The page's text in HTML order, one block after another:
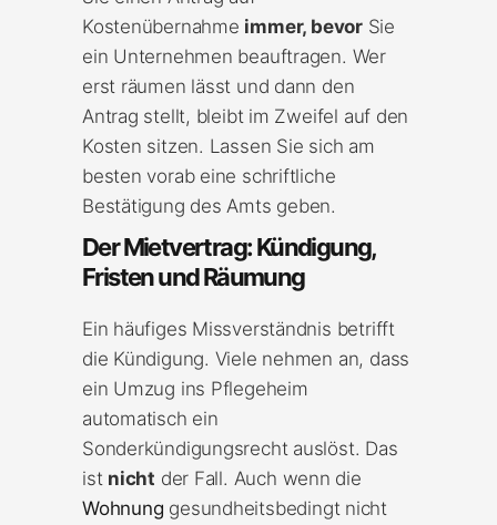
Kostenübernahme immer, bevorSie
ein Unternehmen beauftragen. Wer
erst räumen lässt und dann den
Antrag stellt, bleibt im Zweifel auf den
Kosten sitzen. Lassen Sie sich am
besten vorab eine schriftliche
Bestätigung des Amts geben.
Der Mietvertrag: Kündigung,
Fristen und Räumung
Ein häufiges Missverständnis betrifft
die Kündigung. Viele nehmen an, dass
ein Umzug ins Pflegeheim
automatisch ein
Sonderkündigungsrecht auslöst. Das
ist nicht der Fall. Auch wenn die
Wohnung gesundheitsbedingt nicht